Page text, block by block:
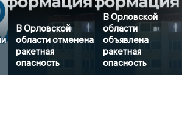
В Орловской
области отменена
ракетная
опасность
В Орловской
области
объявлена
ракетная
опасность